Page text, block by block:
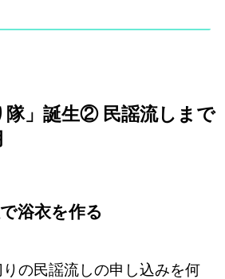
隊」誕生② 民謡流しまで
浴衣を作る
の民謡流しの申し込みを何